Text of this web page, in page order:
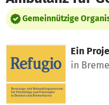
Gemeinnützige
Ein
in